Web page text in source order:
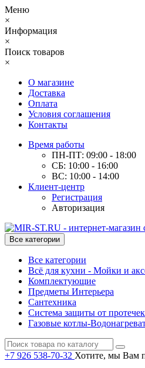
Меню
×
Информация
×
Поиск товаров
×
О магазине
Доставка
Оплата
Условия соглашения
Контакты
Время работы
ПН-ПТ: 09:00 - 18:00
СБ: 10:00 - 16:00
ВС: 10:00 - 14:00
Клиент-центр
Регистрация
Авторизация
Все категории
Все категории
Всё для кухни - Мойки и
Комплектующие
Предметы Интерьера
Сантехника
Система защиты от
Газовые котлы-
+7 926 538-70-32 Хотите, мы Вам